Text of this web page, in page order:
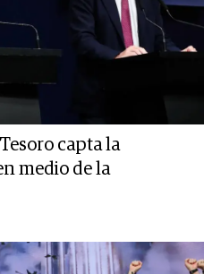
capta la
medio de la